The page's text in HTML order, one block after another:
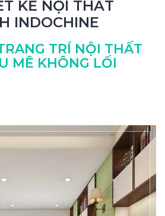
KẾ NỘI THẤT
INDOCHINE
TRÍ NỘI THẤT
MÊ KHÔNG LỐI